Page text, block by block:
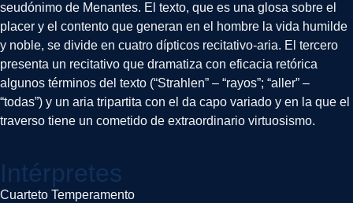
seudónimo de Menantes. El texto, que es una glosa sobre el
placer y el contento que generan en el hombre la vida humilde
y noble, se divide en cuatro dípticos recitativo-aria. El tercero
presenta un recitativo que dramatiza con eficacia retórica
algunos términos del texto (“Strahlen” – “rayos”; “aller” –
“todas”) y un aria tripartita con el da capo variado y en la que el
traverso tiene un cometido de extraordinario virtuosismo.
Intérpretes
Cuarteto Temperamento